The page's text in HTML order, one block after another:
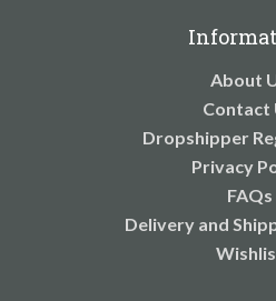
About
Contact
Dropshipper
Privacy
FAQs
Delivery and